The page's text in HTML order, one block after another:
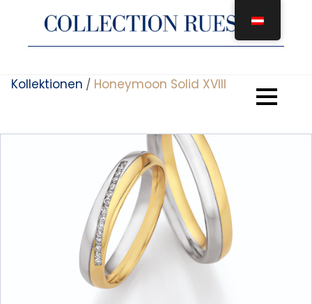
springen
Kollektionen / Honeymoon Solid XVIII